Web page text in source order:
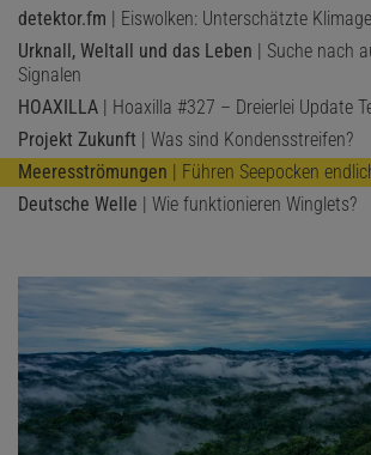
detektor.fm | Eiswolken: Unterschätzte
Urknall, Weltall und das Leben | Suche nach
Signalen
HOAXILLA | Hoaxilla #327 – Dreierlei Update
Projekt Zukunft | Was sind Kondensstreifen?
Meeresströmungen | Führen Seepocken
Deutsche Welle | Wie funktionieren Winglets?